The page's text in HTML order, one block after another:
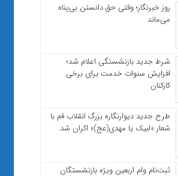
روز خبرنگار؛ وقتی حق دانستن بی‌پناه
می‌ماند
شرط جدید بازنشستگی اعلام شد؛
افزایش سنوات خدمت برای برخی
کارکنان
طرح جدید دیوارنگاره بزرگ انقلاب قم با
شعار «لبیک یا مهدی(عج)» اکران شد.
ثبت‌نام وام اربعین ویژه بازنشستگان